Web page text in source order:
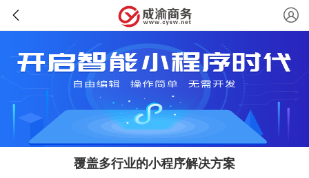
覆盖多行业的小程序解决方案